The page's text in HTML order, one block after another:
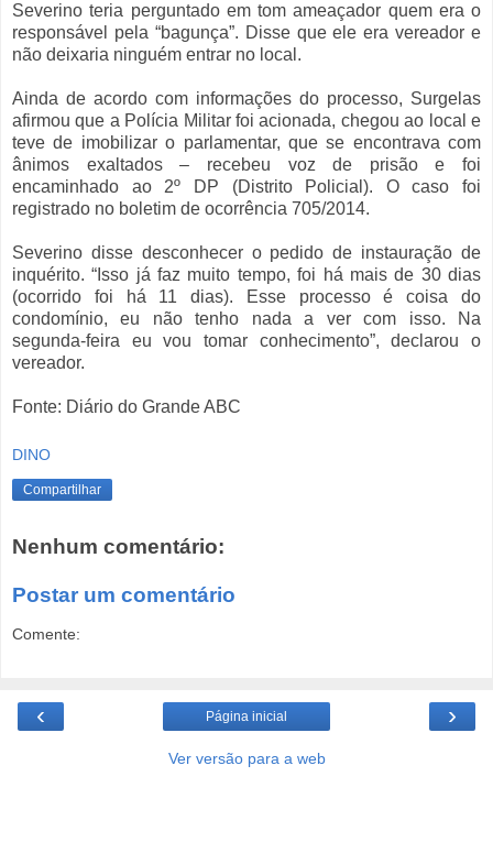
Severino teria perguntado em tom ameaçador quem era o
responsável pela “bagunça”. Disse que ele era vereador e
não deixaria ninguém entrar no local.
Ainda de acordo com informações do processo, Surgelas
afirmou que a Polícia Militar foi acionada, chegou ao local e
teve de imobilizar o parlamentar, que se encontrava com
ânimos exaltados – recebeu voz de prisão e foi
encaminhado ao 2º DP (Distrito Policial). O caso foi
registrado no boletim de ocorrência 705/2014.
Severino disse desconhecer o pedido de instauração de
inquérito. “Isso já faz muito tempo, foi há mais de 30 dias
(ocorrido foi há 11 dias). Esse processo é coisa do
condomínio, eu não tenho nada a ver com isso. Na
segunda-feira eu vou tomar conhecimento”, declarou o
vereador.
Fonte: Diário do Grande ABC
DINO
Compartilhar
Nenhum comentário:
Postar um comentário
Comente:
‹ ›
Página inicial
Ver versão para a web